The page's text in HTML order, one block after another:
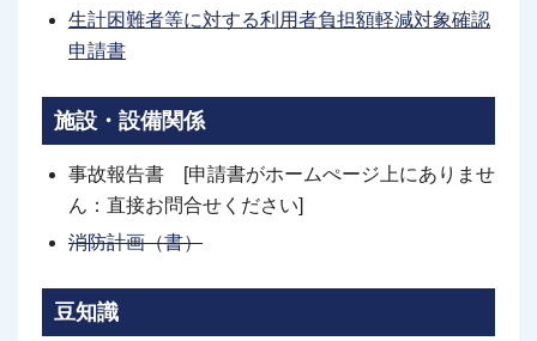
生計困難者等に対する利用者負担額軽減対象確認
申請書
施設・設備関係
事故報告書 [申請書がホームぺージ上にありませ
ん：直接お問合せください]
消防計画（書）
豆知識